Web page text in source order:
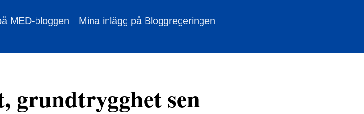
MED-bloggen
Mina inlägg på Bloggregeringen
grundtrygghet sen